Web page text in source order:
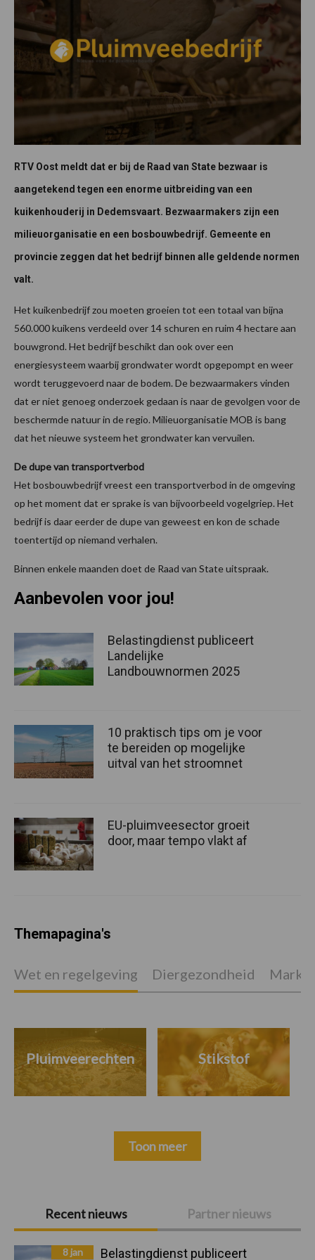
RTV Oost meldt dat er bij de Raad van State bezwaar is
aangetekend tegen een enorme uitbreiding van een
kuikenhouderij in Dedemsvaart. Bezwaarmakers zijn een
milieuorganisatie en een bosbouwbedrijf. Gemeente en
provincie zeggen dat het bedrijf binnen alle geldende normen
valt.
Het kuikenbedrijf zou moeten groeien tot een totaal van bijna
560.000 kuikens verdeeld over 14 schuren en ruim 4 hectare aan
bouwgrond. Het bedrijf beschikt dan ook over een
energiesysteem waarbij grondwater wordt opgepompt en weer
wordt teruggevoerd naar de bodem. De bezwaarmakers vinden
dat er niet genoeg onderzoek gedaan is naar de gevolgen voor de
beschermde natuur in de regio. Milieuorganisatie MOB is bang
dat het nieuwe systeem het grondwater kan vervuilen.
De dupe van transportverbod
Het bosbouwbedrijf vreest een transportverbod in de omgeving
op het moment dat er sprake is van bijvoorbeeld vogelgriep. Het
bedrijf is daar eerder de dupe van geweest en kon de schade
toentertijd op niemand verhalen.
Binnen enkele maanden doet de Raad van State uitspraak.
Primaire
Sidebar
Recent nieuws Partner nieuws
8 jan Belastingdienst publiceert
Aanbevolen voor jou!
Belastingdienst publiceert
Landelijke
Landbouwnormen 2025
10 praktisch tips om je voor
te bereiden op mogelijke
uitval van het stroomnet
EU-pluimveesector groeit
door, maar tempo vlakt af
Themapagina's
Wet en regelgeving Diergezondheid
Pluimveerechten Stikstof
Toon meer